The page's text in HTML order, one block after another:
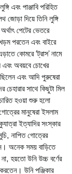
এবং পাঞ্জাবি পরিহিত
দিয়ে তিনি লুঙ্গি
অর্থাৎ পেটের ভেতরে
পরতেন এবং বাইরে
কোমরে ‘ট্রাস’ নামে
এবং অবয়বে চোখের
এবং আদি পুরুষেরা
সাথে কিছুটা মিল
হওয়া শুরু হলো
মানুষেরা ইসলাম
ইত্যাদির সংস্কার
নাপিত গোত্রের
অনেক সময় বাড়িতে
হয়তো উনি উচ্চ বর্ণের
উনি পঞ্জিকার